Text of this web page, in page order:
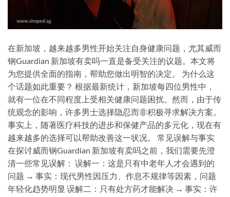
在新加坡，越来越多男性开始关注自身健康问题，尤其威而
钢Guardian 新加坡有卖吗一直是备受关注的议题。本文将
为您提供全面的指南，帮助您做出明智的决定。 为什么这
个话题如此重要？ 根据最新统计，新加坡每四位男性中，
就有一位在不同程度上受相关健康问题困扰。然而，由于传
统观念的影响，许多男士选择隐忍而非积极寻求解决方案。
事实上，随著医疗科技的进步和保健产品的多元化，现在有
越来越多的选择可以帮助改善这一状况。 常见误解与事实
在探讨威而钢Guardian 新加坡有卖吗之前，我们需要先澄
清一些常见误解： 误解一：这是只有中老年人才会遇到的
问题 → 事实：现代男性因压力、作息不规律等因素，问题
年轻化趋势明显 误解二：只有处方药才能解决 → 事实：许